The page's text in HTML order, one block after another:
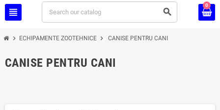
view_headline search
0
chevron_right ECHIPAMENTE ZOOTEHNICE chevron_right CANISE PENTRU CANI
CANISE PENTRU CANI